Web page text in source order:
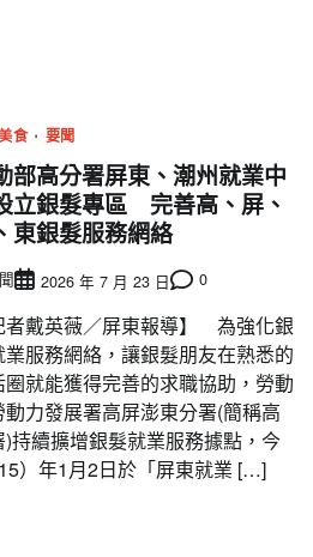
食 要聞
部高分署屏東、潮州就業中
立銀髮專區 完善高、屏、
東銀髮服務網絡
2026 年 7 月 23 日 0
者戴英薇／屏東報導】 為強化銀
業服務網絡，讓銀髮朋友在熟悉的
圈就能獲得完善的求職協助，勞動
動力發展署高屏澎東分署(簡稱高
)持續擴增銀髮就業服務據點，今
）年1月2日於「屏東就業 […]